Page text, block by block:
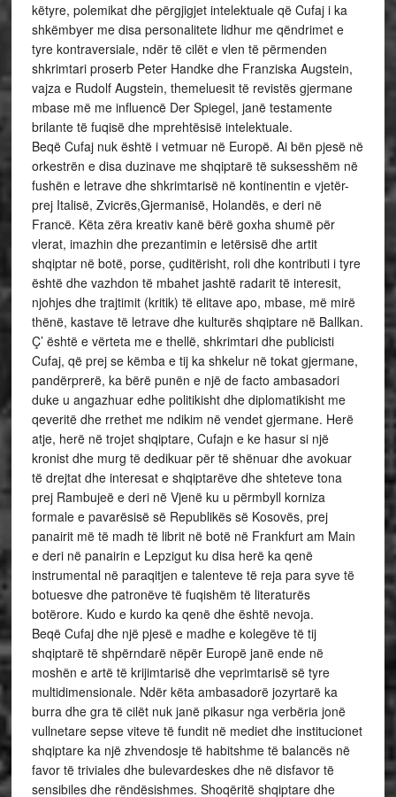
këtyre, polemikat dhe përgjigjet intelektuale që Cufaj i ka
shkëmbyer me disa personalitete lidhur me qëndrimet e
tyre kontraversiale, ndër të cilët e vlen të përmenden
shkrimtari proserb Peter Handke dhe Franziska Augstein,
vajza e Rudolf Augstein, themeluesit të revistës gjermane
mbase më me influencë Der Spiegel, janë testamente
brilante të fuqisë dhe mprehtësisë intelektuale.
Beqë Cufaj nuk është i vetmuar në Europë. Ai bën pjesë në
orkestrën e disa duzinave me shqiptarë të suksesshëm në
fushën e letrave dhe shkrimtarisë në kontinentin e vjetër-
prej Italisë, Zvicrës,Gjermanisë, Holandës, e deri në
Francë. Këta zëra kreativ kanë bërë goxha shumë për
vlerat, imazhin dhe prezantimin e letërsisë dhe artit
shqiptar në botë, porse, çuditërisht, roli dhe kontributi i tyre
është dhe vazhdon të mbahet jashtë radarit të interesit,
njohjes dhe trajtimit (kritik) të elitave apo, mbase, më mirë
thënë, kastave të letrave dhe kulturës shqiptare në Ballkan.
Ç’ është e vërteta me e thellë, shkrimtari dhe publicisti
Cufaj, që prej se këmba e tij ka shkelur në tokat gjermane,
pandërprerë, ka bërë punën e një de facto ambasadori
duke u angazhuar edhe politikisht dhe diplomatikisht me
qeveritë dhe rrethet me ndikim në vendet gjermane. Herë
atje, herë në trojet shqiptare, Cufajn e ke hasur si një
kronist dhe murg të dedikuar për të shënuar dhe avokuar
të drejtat dhe interesat e shqiptarëve dhe shteteve tona
prej Rambujeë e deri në Vjenë ku u përmbyll korniza
formale e pavarësisë së Republikës së Kosovës, prej
panairit më të madh të librit në botë në Frankfurt am Main
e deri në panairin e Lepzigut ku disa herë ka qenë
instrumental në paraqitjen e talenteve të reja para syve të
botuesve dhe patronëve të fuqishëm të literaturës
botërore. Kudo e kurdo ka qenë dhe është nevoja.
Beqë Cufaj dhe një pjesë e madhe e kolegëve të tij
shqiptarë të shpërndarë nëpër Europë janë ende në
moshën e artë të krijimtarisë dhe veprimtarisë së tyre
multidimensionale. Ndër këta ambasadorë jozyrtarë ka
burra dhe gra të cilët nuk janë pikasur nga verbëria jonë
vullnetare sepse viteve të fundit në mediet dhe institucionet
shqiptare ka një zhvendosje të habitshme të balancës në
favor të triviales dhe bulevardeskes dhe në disfavor të
sensibiles dhe rëndësishmes. Shoqëritë shqiptare dhe